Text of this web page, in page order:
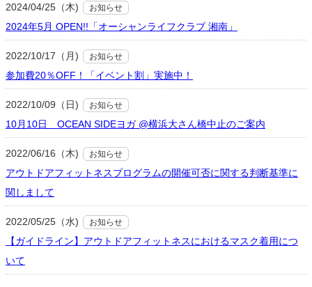
2024/04/25（木) お知らせ
2024年5月 OPEN!!「オーシャンライフクラブ 湘南」
2022/10/17（月) お知らせ
参加費20％OFF！「イベント割」実施中！
2022/10/09（日) お知らせ
10月10日 OCEAN SIDEヨガ @横浜大さん橋中止のご案内
2022/06/16（木) お知らせ
アウトドアフィットネスプログラムの開催可否に関する判断基準に
関しまして
2022/05/25（水) お知らせ
【ガイドライン】アウトドアフィットネスにおけるマスク着用につ
いて